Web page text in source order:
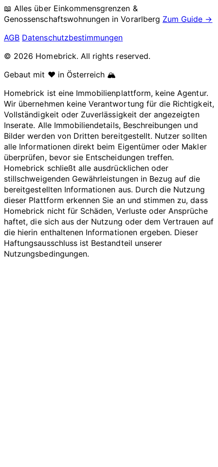
📖 Alles über Einkommensgrenzen &
Genossenschaftswohnungen inVorarlberg Zum Guide →
AGB Datenschutzbestimmungen
© 2026 Homebrick. All rights reserved.
Gebaut mit ❤️ in Österreich 🏔️
Homebrick ist eine Immobilienplattform, keine Agentur.
Wir übernehmen keine Verantwortung für die Richtigkeit,
Vollständigkeit oder Zuverlässigkeit der angezeigten
Inserate. Alle Immobiliendetails, Beschreibungen und
Bilder werden von Dritten bereitgestellt. Nutzer sollten
alle Informationen direkt beim Eigentümer oder Makler
überprüfen, bevor sie Entscheidungen treffen.
Homebrick schließt alle ausdrücklichen oder
stillschweigenden Gewährleistungen in Bezug auf die
bereitgestellten Informationen aus. Durch die Nutzung
dieser Plattform erkennen Sie an und stimmen zu, dass
Homebrick nicht für Schäden, Verluste oder Ansprüche
haftet, die sich aus der Nutzung oder dem Vertrauen auf
die hierin enthaltenen Informationen ergeben. Dieser
Haftungsausschluss ist Bestandteil unserer
Nutzungsbedingungen.